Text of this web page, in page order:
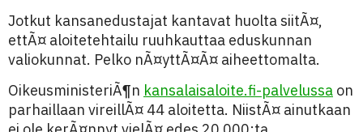
Jotkut kansanedustajat kantavat huolta siitÃ¤,
ettÃ¤ aloitetehtailu ruuhkauttaa eduskunnan
valiokunnat. Pelko nÃ¤yttÃ¤Ã¤ aiheettomalta.
OikeusministeriÃ¶n kansalaisaloite.fi-palvelussa on
parhaillaan vireillÃ¤ 44 aloitetta. NiistÃ¤ ainutkaan